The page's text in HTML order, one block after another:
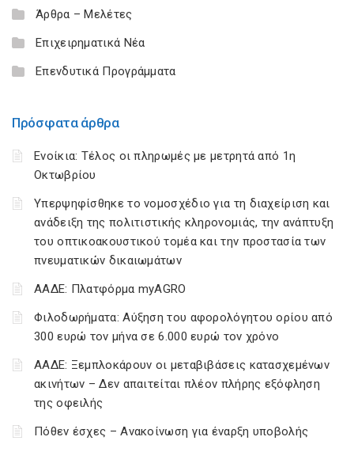
Άρθρα – Μελέτες
Επιχειρηματικά Νέα
Επενδυτικά Προγράμματα
Πρόσφατα άρθρα
Ενοίκια: Τέλος οι πληρωμές με μετρητά από 1η
Οκτωβρίου
Υπερψηφίσθηκε το νομοσχέδιο για τη διαχείριση και
ανάδειξη της πολιτιστικής κληρονομιάς, την ανάπτυξη
του οπτικοακουστικού τομέα και την προστασία των
πνευματικών δικαιωμάτων
ΑΑΔΕ: Πλατφόρμα myAGRO
Φιλοδωρήματα: Αύξηση του αφορολόγητου ορίου από
300 ευρώ τον μήνα σε 6.000 ευρώ τον χρόνο
ΑΑΔΕ: Ξεμπλοκάρουν οι μεταβιβάσεις κατασχεμένων
ακινήτων – Δεν απαιτείται πλέον πλήρης εξόφληση
της οφειλής
Πόθεν έσχες – Ανακοίνωση για έναρξη υποβολής